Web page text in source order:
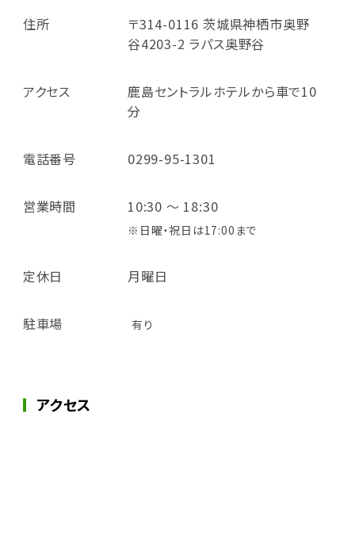
住所
〒314-0116 茨城県神栖市奥野
谷4203-2 ラパス奥野谷
アクセス
鹿島セントラルホテルから車で10
分
電話番号 0299-95-1301
営業時間 10:30 ～ 18:30
※日曜・祝日は17:00まで
定休日 月曜日
駐車場 有り
アクセス